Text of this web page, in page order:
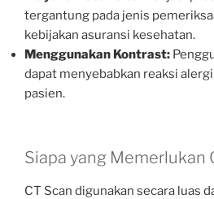
tergantung pada jenis
kebijakan asuransi kesehatan.
Menggunakan Kontrast:
dapat menyebabkan reaksi
pasien.
Siapa yang Memerlukan
CT Scan digunakan secara luas